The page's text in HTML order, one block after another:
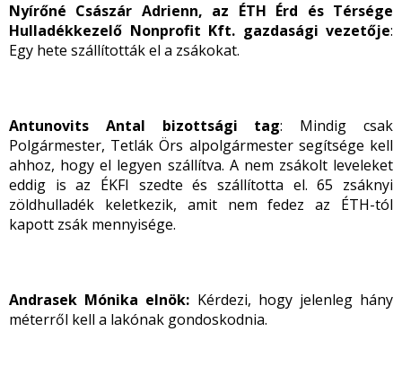
Nyírőné Császár Adrienn, az ÉTH Érd és Térsége
Hulladékkezelő Nonprofit Kft. gazdasági vezetője:
Egy hete szállították el a zsákokat.
Antunovits Antal bizottsági tag: Mindig csak
Polgármester, Tetlák Örs alpolgármester segítsége kell
ahhoz, hogy el legyen szállítva. A nem zsákolt leveleket
eddig is az ÉKFI szedte és szállította el. 65 zsáknyi
zöldhulladék keletkezik, amit nem fedez az ÉTH-tól
kapott zsák mennyisége.
Andrasek Mónika elnök: Kérdezi, hogy jelenleg hány
méterről kell a lakónak gondoskodnia.